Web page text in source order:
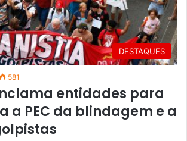
DESTAQUES
581
entidades para
a PEC da blindagem e a